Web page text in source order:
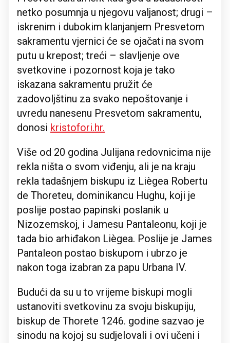
netko posumnja u njegovu valjanost; drugi –
iskrenim i dubokim klanjanjem Presvetom
sakramentu vjernici će se ojačati na svom
putu u krepost; treći – slavljenje ove
svetkovine i pozornost koja je tako
iskazana sakramentu pružit će
zadovoljštinu za svako nepoštovanje i
uvredu nanesenu Presvetom sakramentu,
donosi kristofori.hr.
Više od 20 godina Julijana redovnicima nije
rekla ništa o svom viđenju, ali je na kraju
rekla tadašnjem biskupu iz Liègea Robertu
de Thoreteu, dominikancu Hughu, koji je
poslije postao papinski poslanik u
Nizozemskoj, i Jamesu Pantaleonu, koji je
tada bio arhiđakon Liègea. Poslije je James
Pantaleon postao biskupom i ubrzo je
nakon toga izabran za papu Urbana IV.
Budući da su u to vrijeme biskupi mogli
ustanoviti svetkovinu za svoju biskupiju,
biskup de Thorete 1246. godine sazvao je
sinodu na kojoj su sudjelovali i ovi učeni i